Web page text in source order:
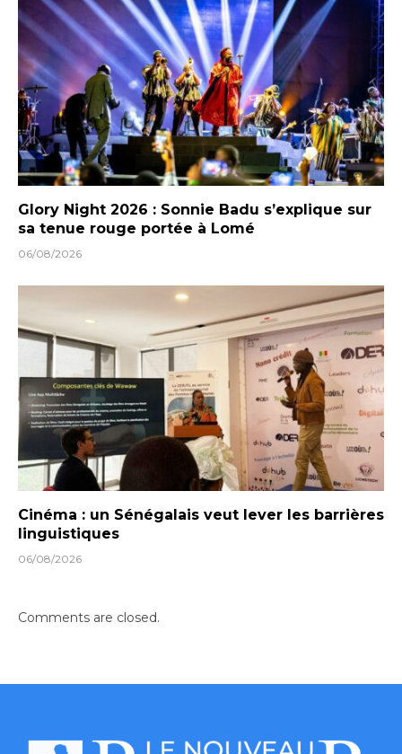
Glory Night 2026 : Sonnie Badu s’explique sur
sa tenue rouge portée à Lomé
06/08/2026
Cinéma : un Sénégalais veut lever les barrières
linguistiques
06/08/2026
Comments are closed.